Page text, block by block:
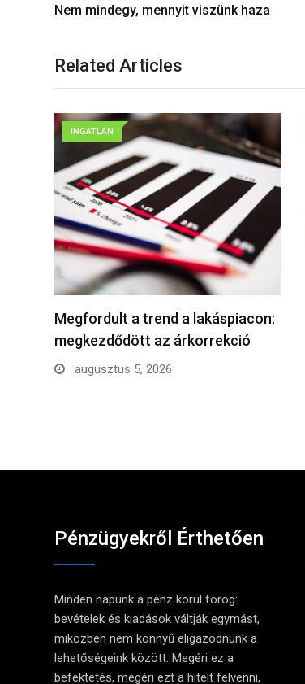
Nem mindegy, mennyit viszünk haza
Related Articles
INGATLAN
Megfordult a trend a lakáspiacon:
megkezdődött az árkorrekció
augusztus 5, 2026
Pénzügyekről Érthetően
Minden napunk a pénz körül forog:
bevételek és kiadások váltják egymást,
miközben nem könnyű eligazodnunk a
lehetőségeink között. Megéri ez a
befektetés, megéri ezt a hitelt felvenni,